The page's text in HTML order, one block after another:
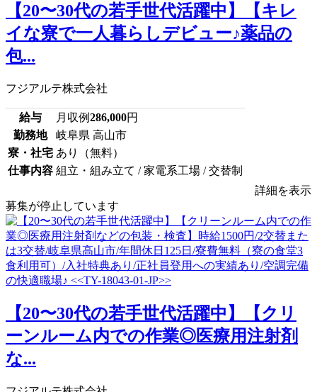
【20〜30代の若手世代活躍中】【キレ
イな寮で一人暮らしデビュー♪薬品の
包...
フジアルテ株式会社
給与 月収例286,000円
勤務地
岐阜県 高山市
寮・社宅 あり（無料）
仕事内容 組立・組み立て / 家電系工場 / 交替制
詳細を表示
募集が停止しています
【20〜30代の若手世代活躍中】【クリ
ーンルーム内での作業◎医療用注射剤
な...